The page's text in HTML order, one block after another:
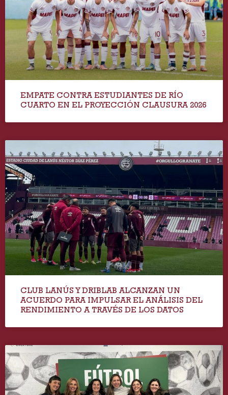
EMPATE CONTRA ESTUDIANTES DE RÍO
CUARTO EN EL PROYECCIÓN CLAUSURA 2026
CLUB LANÚS Y DRIBLAB ALCANZAN UN
ACUERDO PARA IMPULSAR EL ANÁLISIS DEL
RENDIMIENTO A TRAVÉS DE LOS DATOS